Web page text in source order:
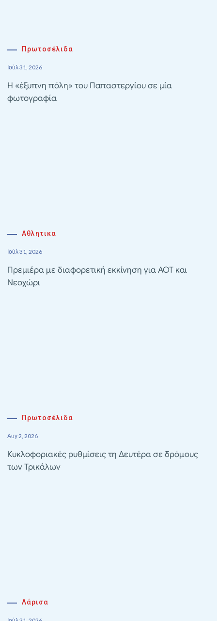
Πρωτοσέλιδα
Ιούλ 31, 2026
Η «έξυπνη πόλη» του Παπαστεργίου σε μία
φωτογραφία
Αθλητικα
Ιούλ 31, 2026
Πρεμιέρα με διαφορετική εκκίνηση για ΑΟΤ και
Νεοχώρι
Πρωτοσέλιδα
Αυγ 2, 2026
Κυκλοφοριακές ρυθμίσεις τη Δευτέρα σε δρόμους
των Τρικάλων
Λάρισα